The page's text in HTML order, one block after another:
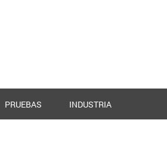
PRUEBAS INDUSTRIA